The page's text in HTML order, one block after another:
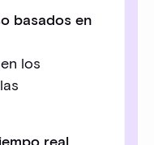
basados en
los
real